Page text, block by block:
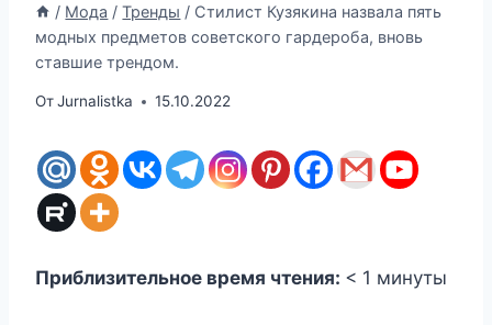
/ Мода / Тренды / Стилист Кузякина назвала пять
модных предметов советского гардероба, вновь
ставшие трендом.
ОтJurnalistka 15.10.2022
Приблизительное время чтения: < 1 минуты